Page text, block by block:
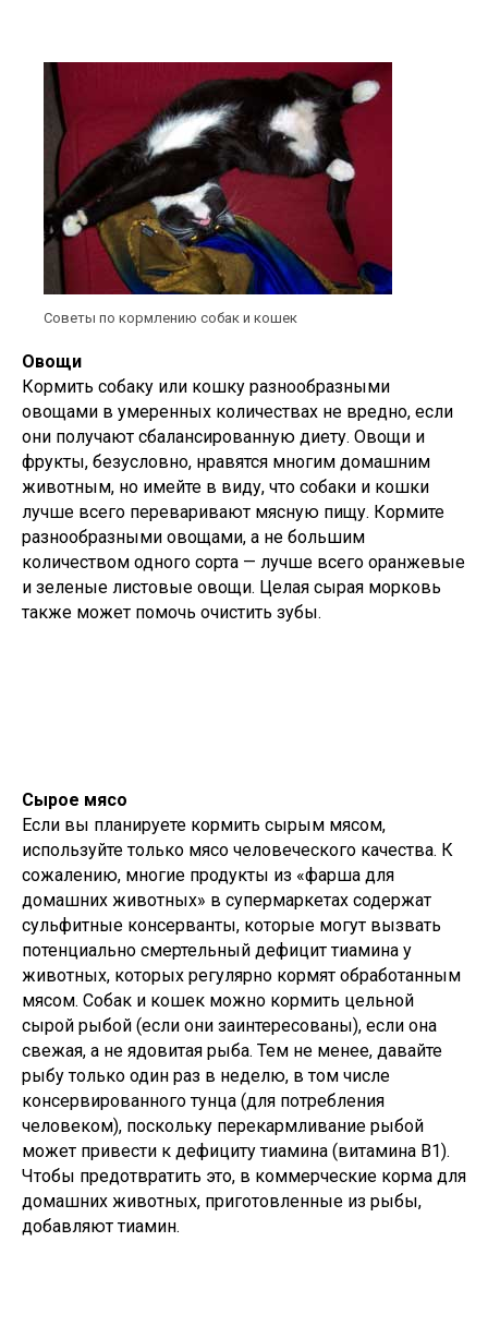
Советы по кормлению собак и кошек
Овощи
Кормить собаку или кошку разнообразными
овощами в умеренных количествах не вредно, если
они получают сбалансированную диету. Овощи и
фрукты, безусловно, нравятся многим домашним
животным, но имейте в виду, что собаки и кошки
лучше всего переваривают мясную пищу. Кормите
разнообразными овощами, а не большим
количеством одного сорта — лучше всего оранжевые
и зеленые листовые овощи. Целая сырая морковь
также может помочь очистить зубы.
Сырое мясо
Если вы планируете кормить сырым мясом,
используйте только мясо человеческого качества. К
сожалению, многие продукты из «фарша для
домашних животных» в супермаркетах содержат
сульфитные консерванты, которые могут вызвать
потенциально смертельный дефицит тиамина у
животных, которых регулярно кормят обработанным
мясом. Собак и кошек можно кормить цельной
сырой рыбой (если они заинтересованы), если она
свежая, а не ядовитая рыба. Тем не менее, давайте
рыбу только один раз в неделю, в том числе
консервированного тунца (для потребления
человеком), поскольку перекармливание рыбой
может привести к дефициту тиамина (витамина B1).
Чтобы предотвратить это, в коммерческие корма для
домашних животных, приготовленные из рыбы,
добавляют тиамин.